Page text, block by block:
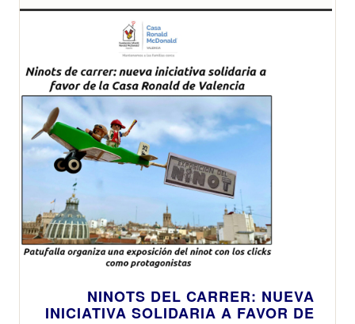
NINOTS DEL CARRER: NUEVA
INICIATIVA SOLIDARIA A FAVOR DE